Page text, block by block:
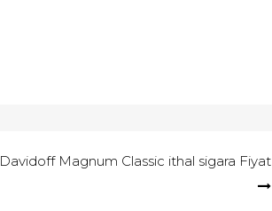
Davidoff Magnum Classic ithal sigara Fiyat